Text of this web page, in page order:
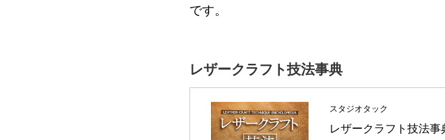
です。
レザークラフト技法事典
スタジオタック
レザークラフト技法